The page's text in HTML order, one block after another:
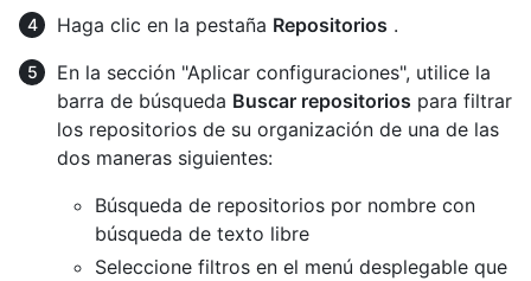
Haga clic en la pestaña Repositorios .
En la sección "Aplicar configuraciones", utilice la
barra de búsqueda Buscar repositorios para filtrar
los repositorios de su organización de una de las
dos maneras siguientes:
Búsqueda de repositorios por nombre con
búsqueda de texto libre
Seleccione filtros en el menú desplegable que